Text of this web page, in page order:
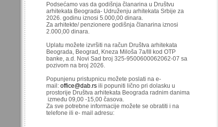
Podsećamo vas da godišnja članarina u Društvu
arhitekata Beograda- Udruženju arhitekata Srbije za
2026. godinu iznosi 5.000,00 dinara.
Za arhitekte/ penzionere godišnja članarina iznosi
2.000,00 dinara.
Uplatu možete izvršiti na račun Društva arhitekata
Beograda, Beograd, Kneza Miloša 7a/III kod OTP
banke, a.d. Novi Sad broj 325-9500600062062-07 sa
pozivom na broj 2026.
Popunjenu pristupnicu možete poslati na e-
mail: office@dab.rs ili popuniti lično pri dolasku u
prostorije Društva arhitekata Beograda radnim danima
između 09,00 -15,00 časova.
Za sve potrebne informacije možete se obratiti i na
telefone ili e- mail adresu: